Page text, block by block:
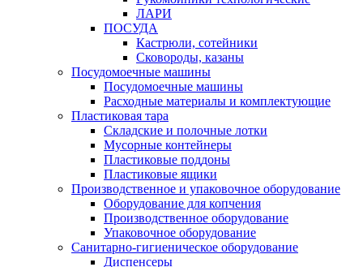
ЛАРИ
ПОСУДА
Кастрюли, сотейники
Сковороды, казаны
Посудомоечные машины
Посудомоечные машины
Расходные материалы и комплектующие
Пластиковая тара
Складские и полочные лотки
Мусорные контейнеры
Пластиковые поддоны
Пластиковые ящики
Производственное и упаковочное оборудование
Оборудование для копчения
Производственное оборудование
Упаковочное оборудование
Санитарно-гигиеническое оборудование
Диспенсеры